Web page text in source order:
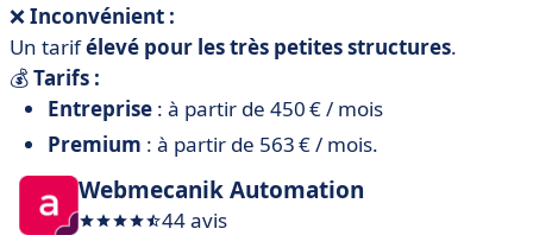
❌Inconvénient :
Un tarifélevé pour les très petites structures.
💰Tarifs :
Entreprise : à partir de 450 € / mois
Premium : à partir de 563 € / mois.
Webmecanik Automation
44 avis